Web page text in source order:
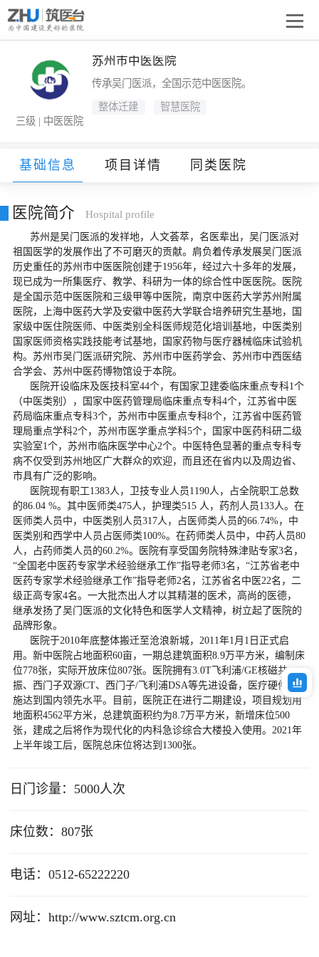
三级 | 中医医院
苏州市中医医院
传承吴门医派，全国示范中医医院。
整体迁建 智慧医院
基础信息 项目详情 同类医院
医院简介 Hospital profile
祖国医学的发展作出了不可磨灭的贡献。肩负着传承发展吴门医派
历史重任的苏州市中医医院创建于1956年，经过六十多年的发展，
现已成为一所集医疗、教学、科研为一体的综合性中医医院。医院
是全国示范中医医院和三级甲等中医院，南京中医药大学苏州附属
医院，上海中医药大学及安徽中医药大学联合培养研究生基地，国
家级中医住院医师、中医类别全科医师规范化培训基地，中医类别
国家医师资格实践技能考试基地，国家药物与医疗器械临床试验机
构。苏州市吴门医派研究院、苏州市中医药学会、苏州市中西医结
合学会、苏州中医药博物馆设于本院。
（中医类别），国家中医药管理局临床重点专科4个，江苏省中医
药局临床重点专科3个，苏州市中医重点专科8个，江苏省中医药管
理局重点学科2个，苏州市医学重点学科5个，国家中医药科研二级
实验室1个，苏州市临床医学中心2个。中医特色显著的重点专科专
病不仅受到苏州地区广大群众的欢迎，而且还在省内以及周边省、
市具有广泛的影响。
的86.04 %。其中医师类475人，护理类515 人，药剂人员133人。在
医师类人员中，中医类别人员317人，占医师类人员的66.74%，中
医类别和西学中人员占医师类100%。在药师类人员中，中药人员80
人，占药师类人员的60.2%。医院有享受国务院特殊津贴专家3名，
“全国老中医药专家学术经验继承工作”指导老师3名，“江苏省老中
医药专家学术经验继承工作”指导老师2名，江苏省名中医22名，二
级正高专家4名。一大批杰出人才以其精湛的医术，高尚的医德，
继承发扬了吴门医派的文化特色和医学人文精神，树立起了医院的
品牌形象。
用。新中医院占地面积60亩，一期总建筑面积8.9万平方米，编制床
位778张，实际开放床位807张。医院拥有3.0T飞利浦/GE核磁共
振、西门子双源CT、西门子/飞利浦DSA等先进设备，医疗硬件设
施达到国内领先水平。目前，医院正在进行二期建设，项目规划用
地面积4562平方米，总建筑面积约为8.7万平方米，新增床位500
张，建成之后将作为现代化的内科急诊综合大楼投入使用。2021年
上半年竣工后，医院总床位将达到1300张。
日门诊量：5000人次
床位数：807张
电话：0512-65222220
网址：http://www.sztcm.org.cn